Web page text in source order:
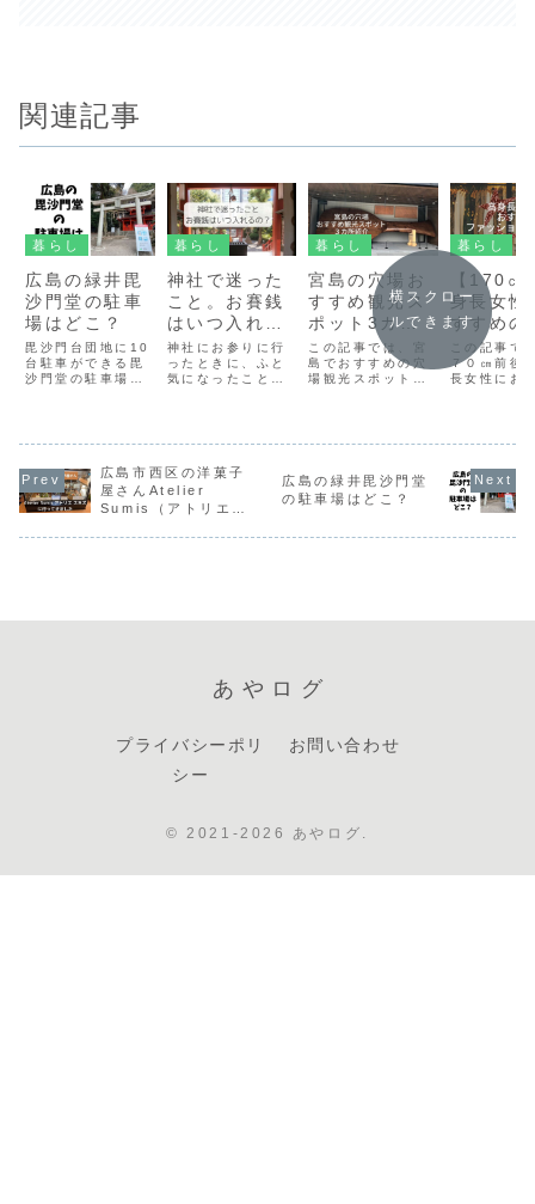
関連記事
暮らし
広島の緑井毘
沙門堂の駐車
場はどこ？
毘沙門台団地に10
台駐車ができる毘
沙門堂の駐車場が
３駐車場の案内の
看板は見当たらな
かったので、団地
暮らし
神社で迷った
こと。お賽銭
はいつ入れる
の？
神社にお参りに行
ったときに、ふと
気になったことが
っていませんでし
た。ここでは、お
賽銭を入れるタイ
ミングを含めた神
暮らし
宮島の穴場お
すすめ観光ス
ポット3カ所
紹介
この記事では、宮
島でおすすめの穴
場観光スポット３
スポット1.パワー
スポット 宮島で
暮らし
【170㎝
身長女性
すすめの
ッショ
ンド４選
この記事で
７０㎝前後
長女性にお
ランドが知
方や大人女
合うオシャ
横スクロー
ルできます
広島市西区の洋菓子
屋さんAtelier
Sumis（アトリエ
広島の緑井毘沙門堂
の駐車場はどこ？
あやログ
プライバシーポリ
シー
お問い合わせ
© 2021-2026 あやログ.